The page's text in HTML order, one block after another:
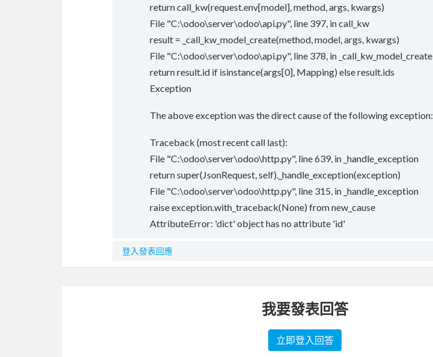
return call_kw(request.env[model], method, args, kwargs)
File "C:\odoo\server\odoo\api.py", line 397, in call_kw
result = _call_kw_model_create(method, model, args, kwargs)
File "C:\odoo\server\odoo\api.py", line 378, in _call_kw_model_create
return result.id if isinstance(args[0], Mapping) else result.ids
Exception
The above exception was the direct cause of the following exception:
Traceback (most recent call last):
File "C:\odoo\server\odoo\http.py", line 639, in _handle_exception
return super(JsonRequest, self)._handle_exception(exception)
File "C:\odoo\server\odoo\http.py", line 315, in _handle_exception
raise exception.with_traceback(None) from new_cause
AttributeError: 'dict' object has no attribute 'id'
登入發表回應
我要發表回答
立即登入回答